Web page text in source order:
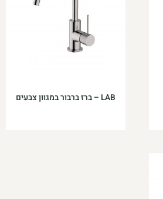
LAB – ברז ברבור במגוון צבעים